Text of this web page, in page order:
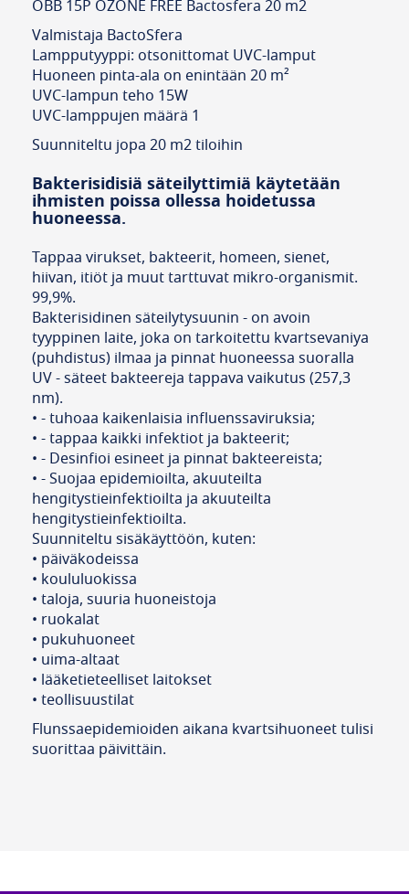
OBB 15P OZONE FREE Bactosfera 20 m2
Valmistaja BactoSfera
Lampputyyppi: otsonittomat UVC-lamput
Huoneen pinta-ala on enintään 20 m²
UVC-lampun teho 15W
UVC-lamppujen määrä 1
Suunniteltu jopa 20 m2 tiloihin
Bakterisidisiä säteilyttimiä käytetään
ihmisten poissa ollessa hoidetussa
huoneessa.
Tappaa virukset, bakteerit, homeen, sienet,
hiivan, itiöt ja muut tarttuvat mikro-organismit.
99,9%.
Bakterisidinen säteilytysuunin - on avoin
tyyppinen laite, joka on tarkoitettu kvartsevaniya
(puhdistus) ilmaa ja pinnat huoneessa suoralla
UV - säteet bakteereja tappava vaikutus (257,3
nm).
• - tuhoaa kaikenlaisia influenssaviruksia;
• - tappaa kaikki infektiot ja bakteerit;
• - Desinfioi esineet ja pinnat bakteereista;
• - Suojaa epidemioilta, akuuteilta
hengitystieinfektioilta ja akuuteilta
hengitystieinfektioilta.
Suunniteltu sisäkäyttöön, kuten:
• päiväkodeissa
• koululuokissa
• taloja, suuria huoneistoja
• ruokalat
• pukuhuoneet
• uima-altaat
• lääketieteelliset laitokset
• teollisuustilat
Flunssaepidemioiden aikana kvartsihuoneet tulisi
suorittaa päivittäin.